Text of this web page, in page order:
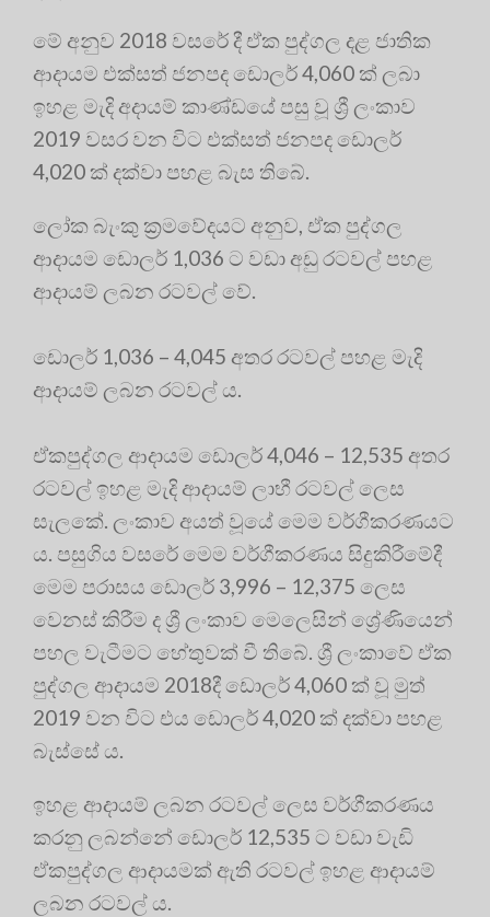
මේ අනුව 2018 වසරේ දී ඒක පුද්ගල දළ ජාතික
ආදායම එක්සත් ජනපද ඩොලර් 4,060 ක් ලබා
ඉහළ මැදි අදායම් කාණ්ඩයේ පසු වූ ශ්‍රී ලංකාව
2019 වසර වන විට එක්සත් ජනපද ඩොලර්
4,020 ක් දක්වා පහළ බැස තිබේ.
ලෝක බැංකු ක්‍රමවේදයට අනුව, ඒක පුද්ගල
ආදායම ඩොලර් 1,036 ට වඩා අඩු රටවල් පහළ
ආදායම් ලබන රටවල් වේ.
ඩොලර් 1,036 – 4,045 අතර රටවල් පහළ මැදි
ආදායම් ලබන රටවල් ය.
ඒකපුද්ගල ආදායම ඩොලර් 4,046 – 12,535 අතර
රටවල් ඉහළ මැදි ආදායම් ලාභී රටවල් ලෙස
සැලකේ. ලංකාව අයත් වූයේ මෙම වර්ගීකරණයට
ය. පසුගිය වසරේ මෙම වර්ගීකරණය සිදුකිරීමේදී
මෙම පරාසය ඩොලර් 3,996 – 12,375 ලෙස
වෙනස් කිරීම ද ශ්‍රී ලංකාව මෙලෙසින් ශ්‍රේණියෙන්
පහල වැටීමට හේතුවක් වී තිබේ. ශ්‍රී ලංකාවේ ඒක
පුද්ගල ආදායම 2018දී ඩොලර් 4,060 ක් වූ මුත්
2019 වන විට එය ඩොලර් 4,020 ක් දක්වා පහළ
බැස්සේ ය.
ඉහළ ආදායම් ලබන රටවල් ලෙස වර්ගීකරණය
කරනු ලබන්නේ ඩොලර් 12,535 ට වඩා වැඩි
ඒකපුද්ගල ආදායමක් ඇති රටවල් ඉහළ ආදායම්
ලබන රටවල් ය.